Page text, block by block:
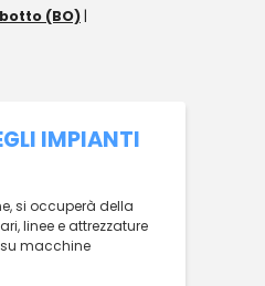
(BO) |
IMPIANTI
si occuperà della
linee e attrezzature
macchine